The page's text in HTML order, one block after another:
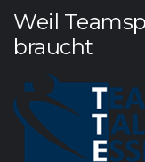
Weil
braucht